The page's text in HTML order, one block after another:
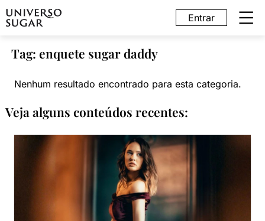
Entrar
Tag: enquete sugar daddy
Nenhum resultado encontrado para esta categoria.
Veja alguns conteúdos recentes: